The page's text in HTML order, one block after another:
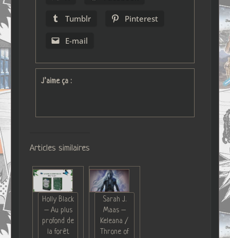
Tumblr Pinterest
E-mail
J’aime ça :
Articles similaires
Holly Black
– Au plus
profond de
la forêt
Sarah J.
Maas –
Keleana /
Throne of